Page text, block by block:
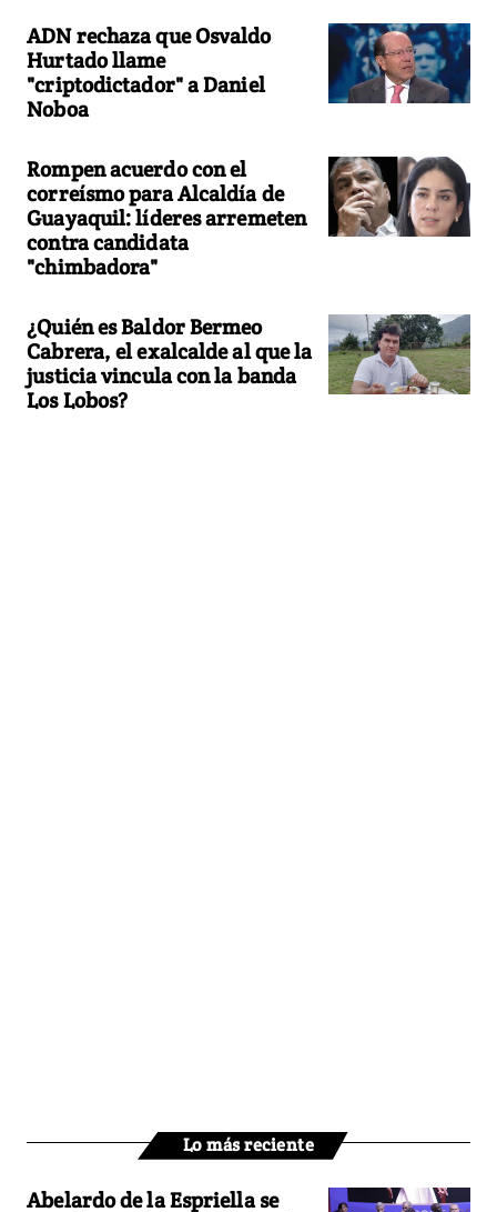
ADN rechaza que Osvaldo
Hurtado llame
"criptodictador" a Daniel
Noboa
Rompen acuerdo con el
correísmo para Alcaldía de
Guayaquil: líderes arremeten
contra candidata
"chimbadora"
¿Quién es Baldor Bermeo
Cabrera, el exalcalde al que la
justicia vincula con la banda
Los Lobos?
Lo más reciente
Abelardo de la Espriella se